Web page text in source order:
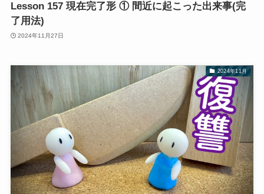
Lesson 157 現在完了形 ① 間近に起こった出来事(完
了用法)
2024年11月27日
2024年11月